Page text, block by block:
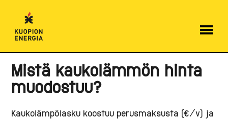
sisältöön
Mistä kaukolämmön hinta
muodostuu?
Kaukolämpölasku koostuu perusmaksusta (€/v) ja